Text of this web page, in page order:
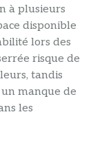
à plusieurs
disponible
lors des
risque de
tandis
manque de
les